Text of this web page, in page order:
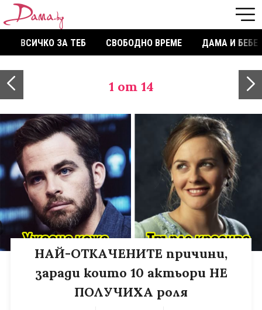
ВСИЧКО ЗА ТЕБ СВОБОДНО ВРЕМЕ ДАМА И БЕБЕ
1 от 14
НАЙ-ОТКАЧЕНИТЕ причини,
заради които 10 актьори НЕ
ПОЛУЧИХА роля